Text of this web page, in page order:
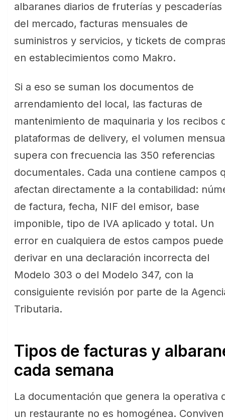
albaranes diarios de fruterías y pescaderías
del mercado, facturas mensuales de
suministros y servicios, y tickets de
en establecimientos como Makro.
Si a eso se suman los documentos de
arrendamiento del local, las facturas de
mantenimiento de maquinaria y los recibos
plataformas de delivery, el volumen
supera con frecuencia las 350 referencias
documentales. Cada una contiene campos
afectan directamente a la contabilidad:
de factura, fecha, NIF del emisor, base
imponible, tipo de IVA aplicado y total. Un
error en cualquiera de estos campos puede
derivar en una declaración incorrecta del
Modelo 303 o del Modelo 347, con la
consiguiente revisión por parte de la
Tributaria.
Tipos de facturas y
cada semana
La documentación que genera la operativa
un restaurante no es homogénea. Conviven